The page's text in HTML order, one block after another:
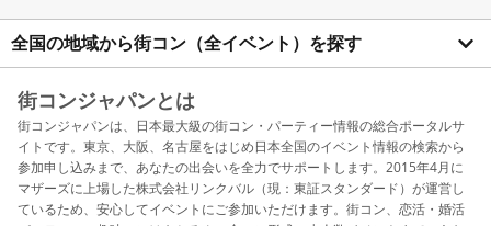
全国の地域から街コン（全イベント）を探す
街コンジャパンとは
街コンジャパンは、日本最大級の街コン・パーティー情報の総合ポータルサ
イトです。東京、大阪、名古屋をはじめ日本全国のイベント情報の検索から
参加申し込みまで、あなたの出会いを全力でサポートします。2015年4月に
マザーズに上場した株式会社リンクバル（現：東証スタンダード）が運営し
ているため、安心してイベントにご参加いただけます。街コン、恋活・婚活